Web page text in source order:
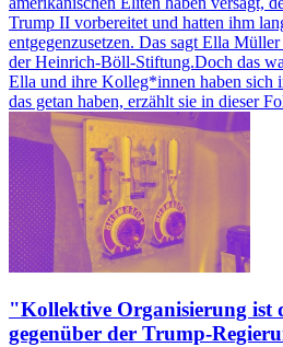
Trump II vorbereitet und hatten ihm
entgegenzusetzen. Das sagt Ella
der Heinrich-Böll-Stiftung.Doch das
Ella und ihre Kolleg*innen haben sich
das getan haben, erzählt sie in dieser
"Kollektive Organisierung ist
gegenüber der Trump-